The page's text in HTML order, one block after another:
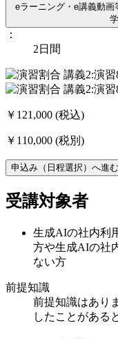
eラーニング・e講義動
：
2日間
￥121,000 (税込)
￥110,000 (税別)
申込み（日程選択）へ進む
受講対象者
生成AIの社内利
方や生成AIの社
ない方
前提知識
前提知識はあり
したことがある